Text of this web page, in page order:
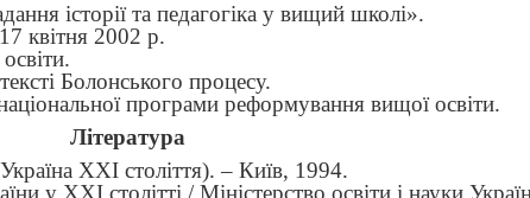
історії та педагогіка у вищий школі».
квітня 2002 р.
Болонського процесу.
програми реформування вищої освіти.
Література
ХХІ століття). – Київ, 1994.
у ХХІ столітті / Міністерство освіти і науки